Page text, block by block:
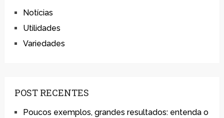
Notícias
Utilidades
Variedades
POST RECENTES
Poucos exemplos, grandes resultados: entenda o